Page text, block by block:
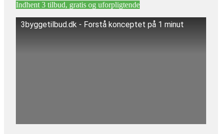
Indhent 3 tilbud, gratis og uforpligtende
3byggetilbud.dk - Forstå konceptet på 1 minut